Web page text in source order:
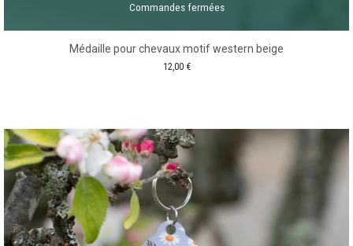
Commandes fermées
Médaille pour chevaux motif western beige
12,00 €